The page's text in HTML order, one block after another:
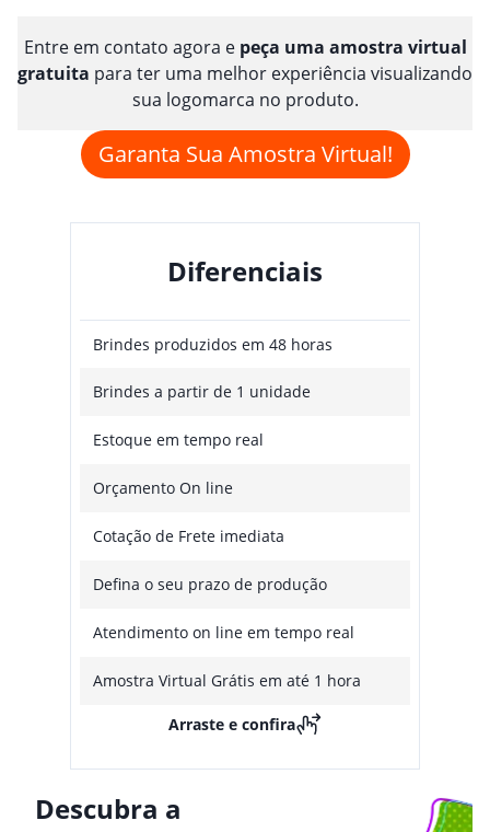
Entre em contato agora e peça uma amostra virtual
gratuita para ter uma melhor experiência visualizando
sua logomarca no produto.
Garanta Sua Amostra Virtual!
Diferenciais
Brindes produzidos em 48 horas
Brindes a partir de 1 unidade
Estoque em tempo real
Orçamento On line
Cotação de Frete imediata
Defina o seu prazo de produção
Atendimento on line em tempo real
Amostra Virtual Grátis em até 1 hora
Arraste e confira
Descubra a